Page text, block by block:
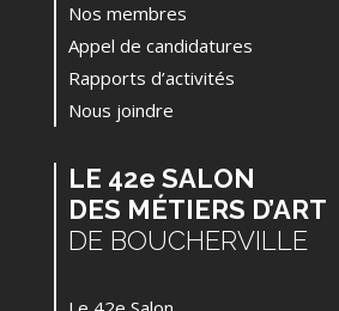
Nos membres
Appel de candidatures
Rapports d’activités
Nous joindre
LE 42e SALON
DES MÉTIERS D’ART
DE BOUCHERVILLE